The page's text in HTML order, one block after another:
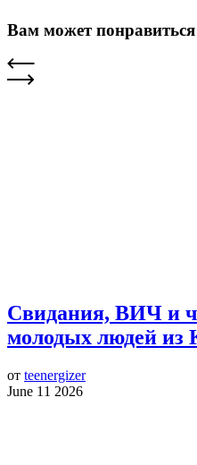
Вам может понравиться
Свидания, ВИЧ и
молодых людей из
от teenergizer
June 11 2026